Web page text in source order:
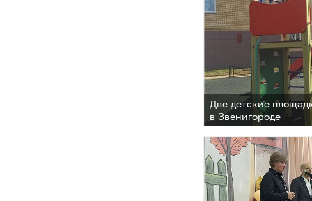
Две детские
в Звенигороде